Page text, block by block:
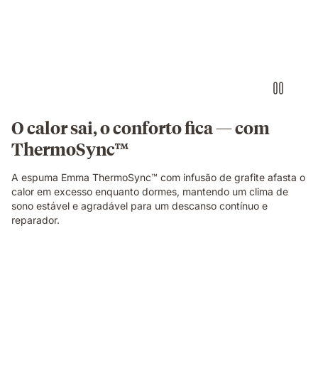
cada
lado.
O calor sai, o conforto fica — com
ThermoSync™
A espuma Emma ThermoSync™ com infusão de grafite afasta o
calor em excesso enquanto dormes, mantendo um clima de
sono estável e agradável para um descanso contínuo e
reparador.